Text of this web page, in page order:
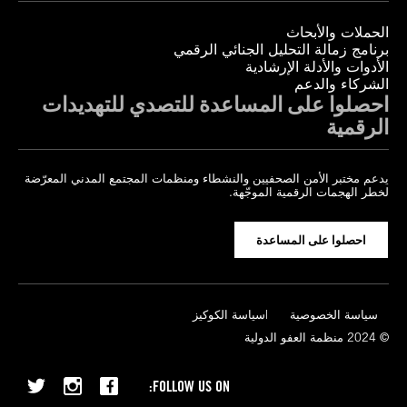
الحملات والأبحاث
برنامج زمالة التحليل الجنائي الرقمي
الأدوات والأدلة الإرشادية
الشركاء والدعم
احصلوا على المساعدة للتصدي للتهديدات
الرقمية
يدعم مختبر الأمن الصحفيين والنشطاء ومنظمات المجتمع المدني المعرّضة
لخطر الهجمات الرقمية الموجّهة.
احصلوا على المساعدة
سياسة الخصوصية
سياسة الكوكيز
© 2024 منظمة العفو الدولية
FOLLOW US ON: